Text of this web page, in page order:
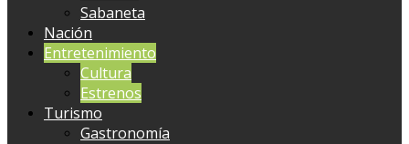
Sabaneta
Nación
Entretenimiento
Cultura
Estrenos
Turismo
Gastronomía